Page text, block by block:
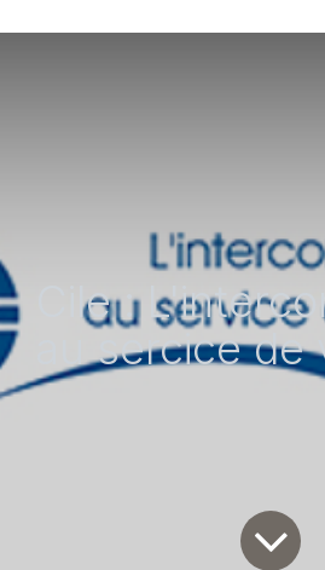
Cile :
au sercice de